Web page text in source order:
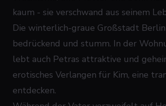
kaum - sie verschwand aus seinem
Die winterlich-graue Großstadt
bedrückend und stumm. In der
lebt auch Petras attraktive und
erotisches Verlangen für Kim, eine
entdecken.